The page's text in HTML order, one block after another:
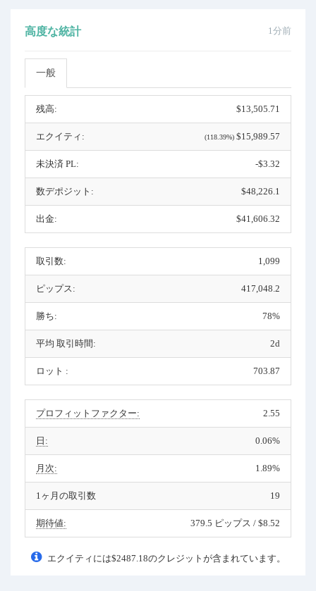
1分前
高度な統計
一般
残高: $13,505.71
エクイティ: (118.39%) $15,989.57
未決済 PL: -$3.32
数デポジット: $48,226.1
出金: $41,606.32
取引数: 1,099
ピップス: 417,048.2
勝ち: 78%
平均 取引時間: 2d
ロット : 703.87
プロフィットファクター: 2.55
日: 0.06%
月次: 1.89%
1ヶ月の取引数 19
期待値: 379.5 ピップス / $8.52
エクイティには$2487.18のクレジットが含まれています。